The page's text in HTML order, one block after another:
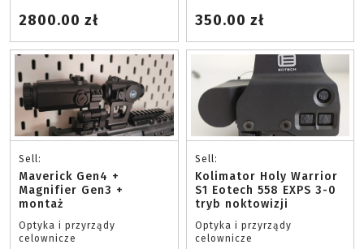
2800.00 zł 350.00 zł
Sell:
Maverick Gen4 +
Magnifier Gen3 +
montaż
Optyka i przyrządy
celownicze
Sell:
Kolimator Holy Warrior
S1 Eotech 558 EXPS 3-0
tryb noktowizji
Optyka i przyrządy
celownicze